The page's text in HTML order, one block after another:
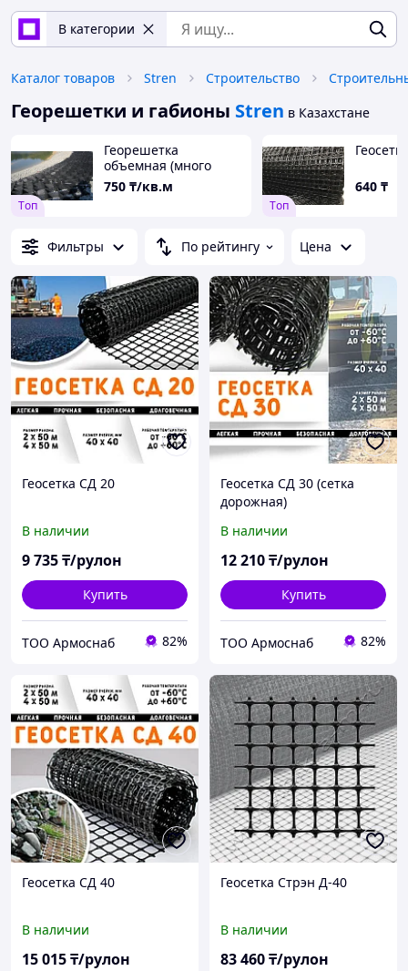
В категории
Каталог товаров Stren Строительство
Георешетки и габионы Stren в Казахстане
Tоп
Георешетка
объемная (много
разных размеров)
750 ₸/кв.м
Tоп
640 ₸
Фильтры По рейтингу Цена
Геосетка СД 20
В наличии
9 735₸/рулон
Купить
ТОО Армоснаб 82%
Геосетка СД 30 (сетка
дорожная)
В наличии
12 210₸/рулон
Купить
ТОО Армоснаб 82%
Геосетка СД 40
В наличии
15 015₸/рулон
Геосетка Стрэн Д-40
В наличии
83 460₸/рулон